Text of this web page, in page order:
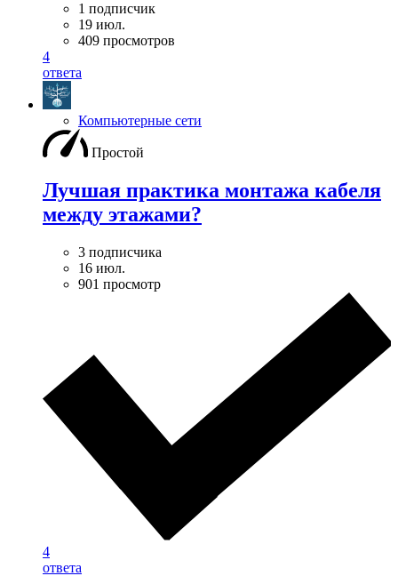
1 подписчик
19 июл.
409 просмотров
4
ответа
Компьютерные сети
Простой
Лучшая практика монтажа кабеля
между этажами?
3 подписчика
16 июл.
901 просмотр
4
ответа